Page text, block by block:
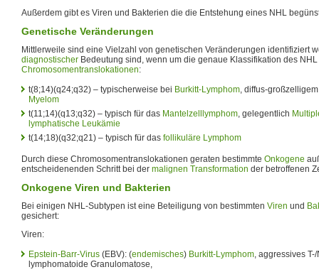
Außerdem gibt es Viren und Bakterien die die Entstehung eines NHL
Genetische Veränderungen
Mittlerweile sind eine Vielzahl von genetischen Veränderungen identifiziert
diagnostischer Bedeutung sind, wenn um die genaue Klassifikation des
Chromosomentranslokationen:
t(8;14)(q24;q32) – typischerweise bei Burkitt-Lymphom, diffus-
Myelom
t(11;14)(q13;q32) – typisch für das Mantelzelllymphom, gelegentlich
lymphatische Leukämie
t(14;18)(q32;q21) – typisch für das follikuläre Lymphom
Durch diese Chromosomentranslokationen geraten bestimmte Onkogene
entscheidenenden Schritt bei der malignen Transformation der betroffenen
Onkogene Viren und Bakterien
Bei einigen NHL-Subtypen ist eine Beteiligung von bestimmten Viren und
gesichert:
Viren:
Epstein-Barr-Virus (EBV): (endemisches) Burkitt-Lymphom, aggressives
lymphomatoide Granulomatose,